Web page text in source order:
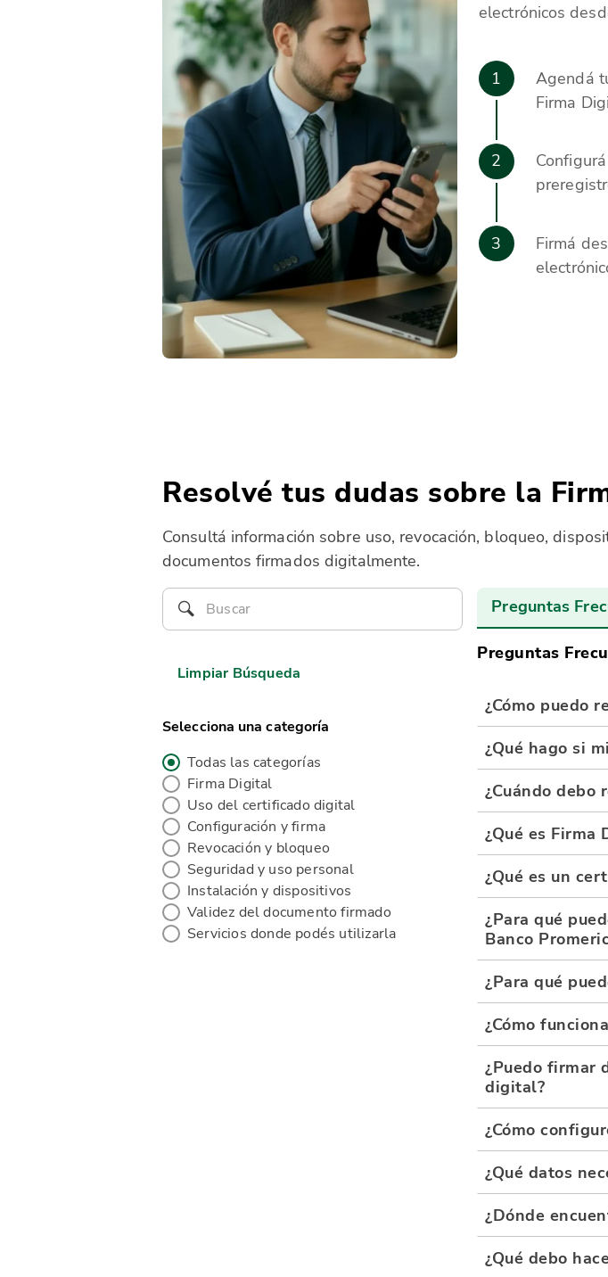
electrónicos
1
Agendá
Firma
2
3
Firmá
Resolvé tus dudas sobre la
Consultá información sobre uso, revocación, bloqueo,
documentos firmados digitalmente.
Limpiar Búsqueda
Selecciona una categoría
Todas las categorías
Firma Digital
Uso del certificado digital
Configuración y firma
Revocación y bloqueo
Seguridad y uso personal
Instalación y dispositivos
Validez del documento firmado
Servicios donde podés utilizarla
Preguntas
Preguntas
¿Cómo puedo
¿Qué hago si
¿Cuándo debo
¿Qué es Firma
¿Qué es un
¿Para qué
Banco
¿Para qué
¿Cómo
¿Puedo firmar
digital?
¿Cómo
¿Qué datos
¿Dónde
¿Qué debo